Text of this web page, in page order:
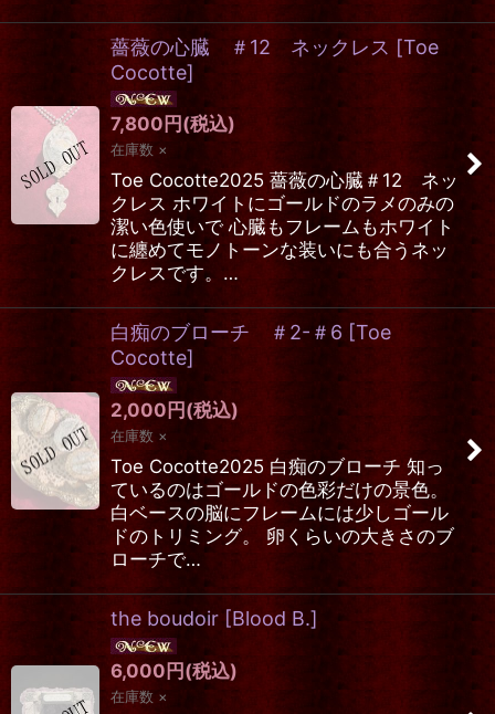
薔薇の心臓 ＃12 ネックレス [Toe
Cocotte]
7,800 円 (税込)
在庫数 ×
Toe Cocotte2025 薔薇の心臓＃12 ネッ
クレス ホワイトにゴールドのラメのみの
潔い色使いで 心臓もフレームもホワイト
に纏めてモノトーンな装いにも合うネッ
クレスです。…
白痴のブローチ ＃2-＃6 [Toe
Cocotte]
2,000円(税込)
在庫数 ×
Toe Cocotte2025 白痴のブローチ 知っ
ているのはゴールドの色彩だけの景色。
白ベースの脳にフレームには少しゴール
ドのトリミング。 卵くらいの大きさのブ
ローチで…
the boudoir [Blood B.]
6,000円(税込)
在庫数 ×